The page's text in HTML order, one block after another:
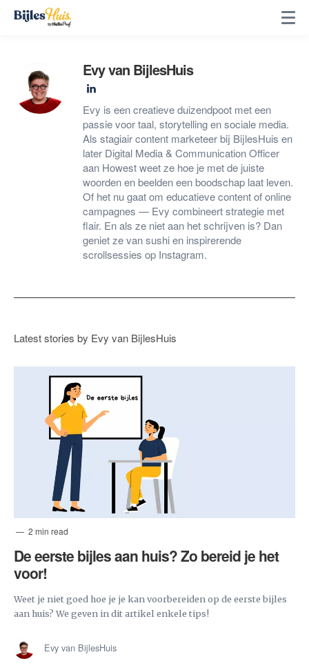
Evy van BijlesHuis
Evy is een creatieve duizendpoot met een
passie voor taal, storytelling en sociale media.
Als stagiair content marketeer bij BijlesHuis en
later Digital Media & Communication Officer
aan Howest weet ze hoe je met de juiste
woorden en beelden een boodschap laat leven.
Of het nu gaat om educatieve content of online
campagnes — Evy combineert strategie met
flair. En als ze niet aan het schrijven is? Dan
geniet ze van sushi en inspirerende
scrollsessies op Instagram.
Latest stories by Evy van BijlesHuis
2 min read
De eerste bijles aan huis? Zo bereid je het
voor!
Weet je niet goed hoe je je kan voorbereiden op de eerste bijles
aan huis? We geven in dit artikel enkele tips!
Evy van BijlesHuis